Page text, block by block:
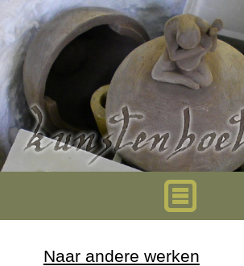
Home
Naar andere werken